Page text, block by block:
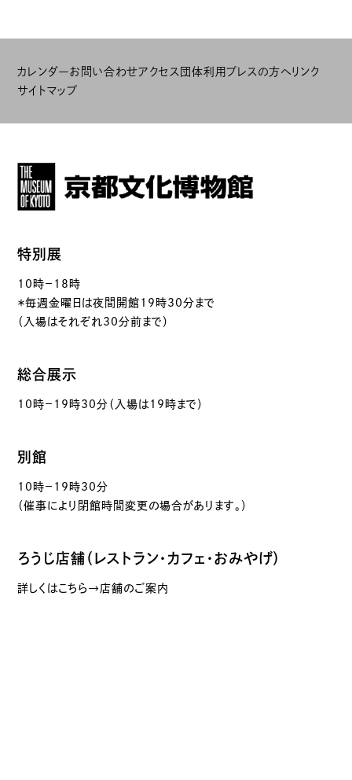
カレンダーお問い合わせアクセス 団体利用 プレスの方へリンク
サイトマップ
特別展
10時－18時
＊毎週金曜日は夜間開館19時30分まで
（入場はそれぞれ30分前まで）
総合展示
10時－19時30分（入場は19時まで）
別館
10時－19時30分
（催事により閉館時間変更の場合があります。）
ろうじ店舗（レストラン・カフェ・おみやげ）
詳しくはこちら→店舗のご案内